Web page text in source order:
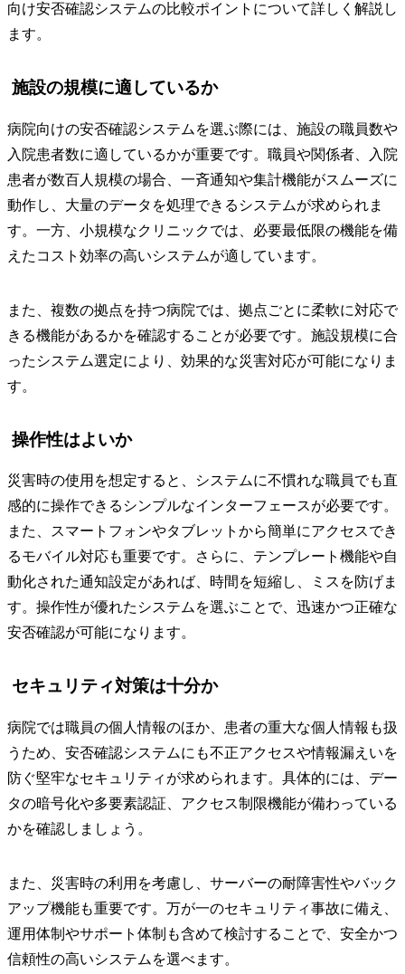
向け安否確認システムの比較ポイントについて詳しく解説し
ます。
施設の規模に適しているか
病院向けの安否確認システムを選ぶ際には、施設の職員数や
入院患者数に適しているかが重要です。職員や関係者、入院
患者が数百人規模の場合、一斉通知や集計機能がスムーズに
動作し、大量のデータを処理できるシステムが求められま
す。一方、小規模なクリニックでは、必要最低限の機能を備
えたコスト効率の高いシステムが適しています。
また、複数の拠点を持つ病院では、拠点ごとに柔軟に対応で
きる機能があるかを確認することが必要です。施設規模に合
ったシステム選定により、効果的な災害対応が可能になりま
す。
操作性はよいか
災害時の使用を想定すると、システムに不慣れな職員でも直
感的に操作できるシンプルなインターフェースが必要です。
また、スマートフォンやタブレットから簡単にアクセスでき
るモバイル対応も重要です。さらに、テンプレート機能や自
動化された通知設定があれば、時間を短縮し、ミスを防げま
す。操作性が優れたシステムを選ぶことで、迅速かつ正確な
安否確認が可能になります。
セキュリティ対策は十分か
病院では職員の個人情報のほか、患者の重大な個人情報も扱
うため、安否確認システムにも不正アクセスや情報漏えいを
防ぐ堅牢なセキュリティが求められます。具体的には、デー
タの暗号化や多要素認証、アクセス制限機能が備わっている
かを確認しましょう。
また、災害時の利用を考慮し、サーバーの耐障害性やバック
アップ機能も重要です。万が一のセキュリティ事故に備え、
運用体制やサポート体制も含めて検討することで、安全かつ
信頼性の高いシステムを選べます。